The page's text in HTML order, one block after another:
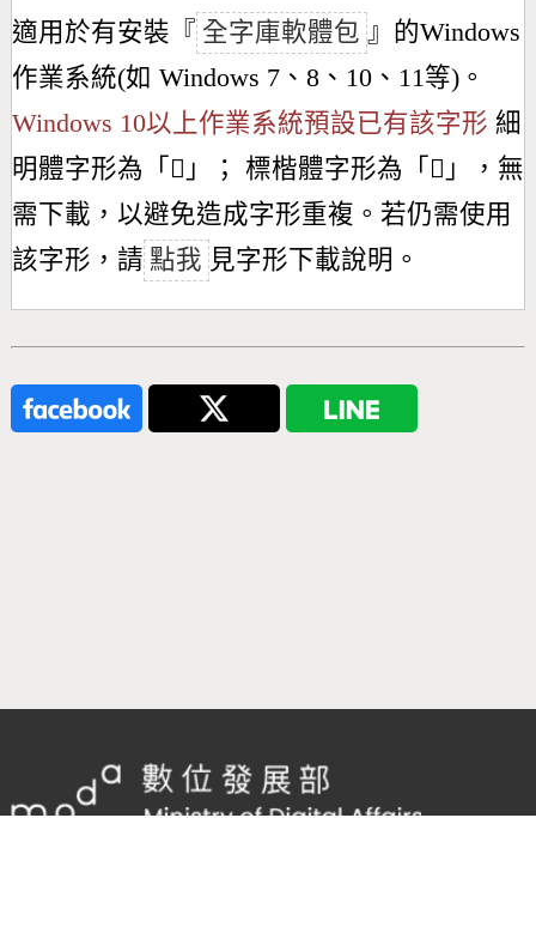
適用於有安裝『 全字庫軟體包 』的Windows
作業系統(如 Windows 7、8、10、11等)。
Windows 10以上作業系統預設已有該字形 細
明體字形為「 𨝝 」； 標楷體字形為「 𨝝 」，無
需下載，以避免造成字形重複。若仍需使用
該字形，請 點我 見字形下載說明。